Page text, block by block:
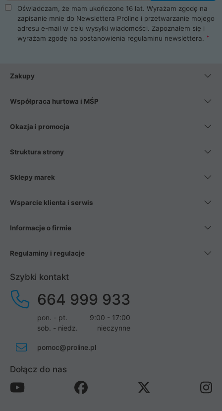
takie jak procesory, karty graficzne, płyty główne, pamięci,
dyski SSD, M.2 oraz HDD. Nasi pracownicy pomogą Ci wybrać
najlepszy zasilacz komputerowy oraz obudowę do komputera.
Poza komputerami mamy również najlepsze na rynku
Smartfony takich producentów jak Xiaomi, Apple, Samsung i
wentylatory. Na koniec mając już to wszystko, możesz
Oświadczam, że mam ukończone 16 lat. Wyrażam zgodę na
zapisanie mnie do Newslettera Proline i przetwarzanie mojego
adresu e-mail w celu wysyłki wiadomości. Zapoznałem się i
wyrażam zgodę na postanowienia regulaminu newslettera.
Zakupy
Współpraca hurtowa i MŚP
Okazja i promocja
Struktura strony
Sklepy marek
Wsparcie klienta i serwis
Informacje o firmie
Regulaminy i regulacje
Szybki kontakt
664 999 933
pon. - pt.
9:00 - 17:00
sob. - niedz.
nieczynne
pomoc@proline.pl
Dołącz do nas